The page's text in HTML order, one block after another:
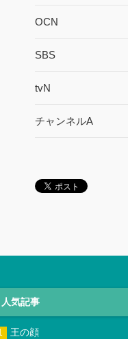
OCN
SBS
tvN
チャンネルA
人気記事
王の顔